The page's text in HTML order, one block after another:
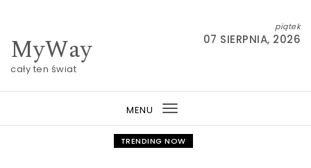
MyWay
cały ten świat
piątek
07 SIERPNIA, 2026
MENU
Toggle
navigation
TRENDING NOW